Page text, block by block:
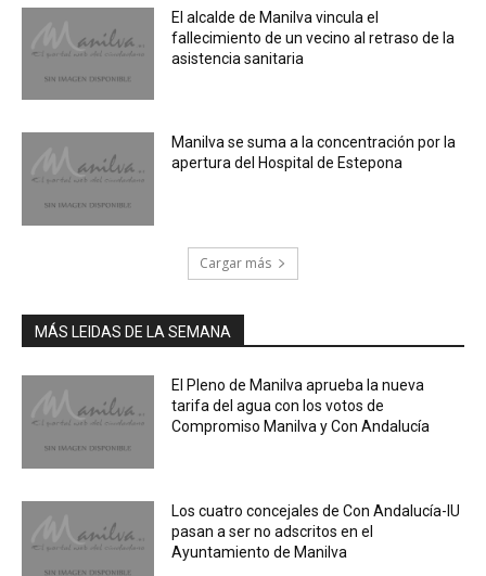
El alcalde de Manilva vincula el
fallecimiento de un vecino al retraso de la
asistencia sanitaria
Manilva se suma a la concentración por la
apertura del Hospital de Estepona
Cargar más
MÁS LEIDAS DE LA SEMANA
El Pleno de Manilva aprueba la nueva
tarifa del agua con los votos de
Compromiso Manilva y Con Andalucía
Los cuatro concejales de Con Andalucía-IU
pasan a ser no adscritos en el
Ayuntamiento de Manilva